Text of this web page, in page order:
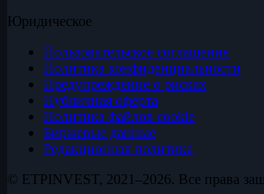
Юридическое
Пользовательское соглашение
Политика конфиденциальности
Предупреждение о рисках
Публичная оферта
Политика файлов cookie
Биржевые данные
Редакционная политика
© ETPINVEST, 2021–2026. Все права